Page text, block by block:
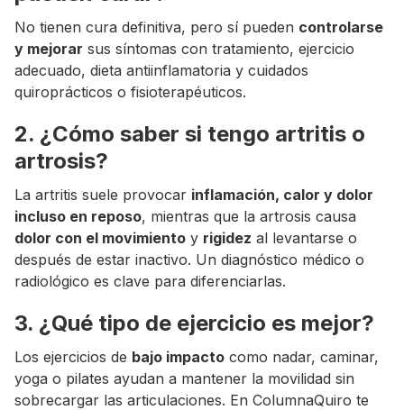
No tienen cura definitiva, pero sí pueden controlarse
y mejorar sus síntomas con tratamiento, ejercicio
adecuado, dieta antiinflamatoria y cuidados
quiroprácticos o fisioterapéuticos.
2. ¿Cómo saber si tengo artritis o
artrosis?
La artritis suele provocar inflamación, calor y dolor
incluso en reposo, mientras que la artrosis causa
dolor con el movimiento y rigidez al levantarse o
después de estar inactivo. Un diagnóstico médico o
radiológico es clave para diferenciarlas.
3. ¿Qué tipo de ejercicio es mejor?
Los ejercicios de bajo impacto como nadar, caminar,
yoga o pilates ayudan a mantener la movilidad sin
sobrecargar las articulaciones. En ColumnaQuiro te